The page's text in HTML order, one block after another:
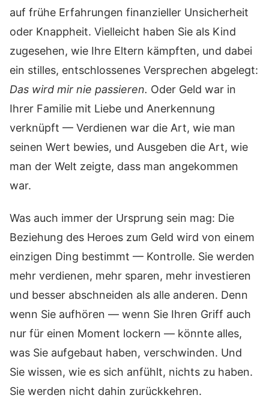
auf frühe Erfahrungen finanzieller Unsicherheit
oder Knappheit. Vielleicht haben Sie als Kind
zugesehen, wie Ihre Eltern kämpften, und dabei
ein stilles, entschlossenes Versprechen abgelegt:
Das wird mir nie passieren. Oder Geld war in
Ihrer Familie mit Liebe und Anerkennung
verknüpft — Verdienen war die Art, wie man
seinen Wert bewies, und Ausgeben die Art, wie
man der Welt zeigte, dass man angekommen
war.
Was auch immer der Ursprung sein mag: Die
Beziehung des Heroes zum Geld wird von einem
einzigen Ding bestimmt — Kontrolle. Sie werden
mehr verdienen, mehr sparen, mehr investieren
und besser abschneiden als alle anderen. Denn
wenn Sie aufhören — wenn Sie Ihren Griff auch
nur für einen Moment lockern — könnte alles,
was Sie aufgebaut haben, verschwinden. Und
Sie wissen, wie es sich anfühlt, nichts zu haben.
Sie werden nicht dahin zurückkehren.